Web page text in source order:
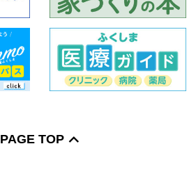
PAGE TOP